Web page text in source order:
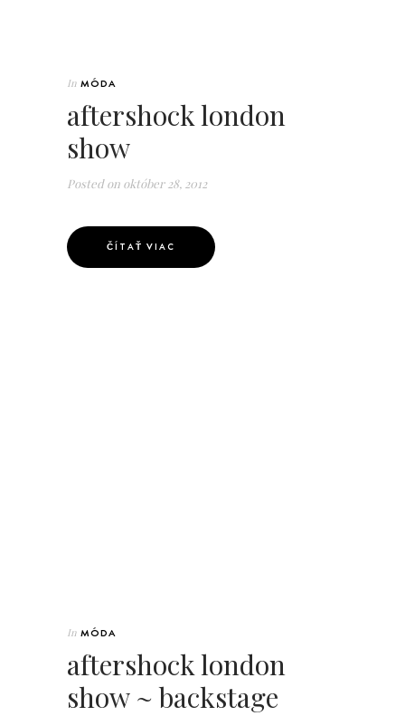
In MÓDA
aftershock london
show
Posted on október 28, 2012
ČÍTAŤ VIAC
In MÓDA
aftershock london
show ~ backstage